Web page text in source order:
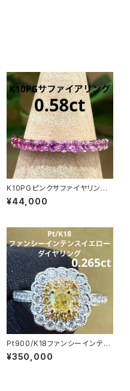
K10PGピンクサファイヤリン
グ #11
¥44,000
Pt900/K18ファンシーインテン
スイエローダイヤリング0.265c
t
¥350,000